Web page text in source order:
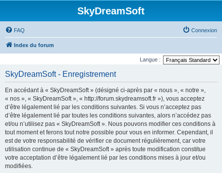
SkyDreamSoft
FAQ Connexion
Index du forum
Langue :
SkyDreamSoft - Enregistrement
En accédant à « SkyDreamSoft » (désigné ci-après par « nous », « notre »,
« nos », « SkyDreamSoft », « http://forum.skydreamsoft.fr »), vous acceptez
d’être légalement lié par les conditions suivantes. Si vous n’acceptez pas
d’être légalement lié par toutes les conditions suivantes, alors n’accédez pas
et/ou n’utilisez pas « SkyDreamSoft ». Nous pouvons modifier ces conditions à
tout moment et ferons tout notre possible pour vous en informer. Cependant, il
est de votre responsabilité de vérifier ce document régulièrement, car votre
utilisation continue de « SkyDreamSoft » après toute modification constitue
votre acceptation d’être légalement lié par les conditions mises à jour et/ou
modifiées.